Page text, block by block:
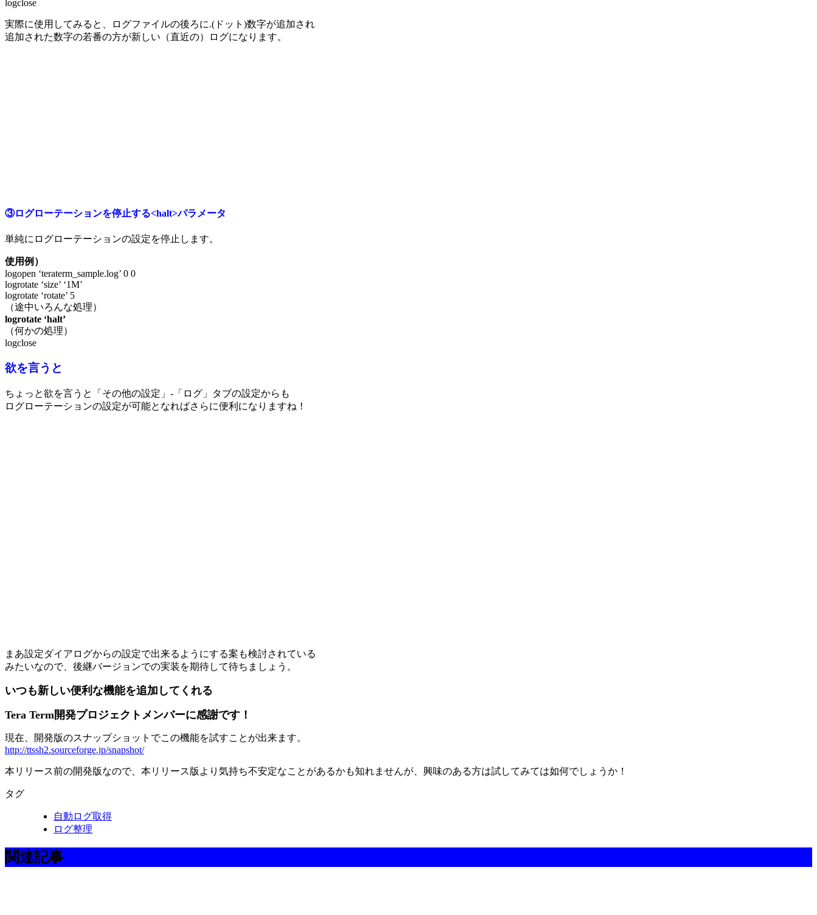
logclose
実際に使用してみると、ログファイルの後ろに.(ドット)数字が追加され
追加された数字の若番の方が新しい（直近の）ログになります。
③ログローテーションを停止する<halt>パラメータ
単純にログローテーションの設定を停止します。
使用例）
logopen ‘teraterm_sample.log’ 0 0
logrotate ‘size’ ‘1M’
logrotate ‘rotate’ 5
（途中いろんな処理）
logrotate ‘halt’
（何かの処理）
logclose
欲を言うと
ちょっと欲を言うと「その他の設定」-「ログ」タブの設定からも
ログローテーションの設定が可能となればさらに便利になりますね！
まあ設定ダイアログからの設定で出来るようにする案も検討されている
みたいなので、後継バージョンでの実装を期待して待ちましょう。
いつも新しい便利な機能を追加してくれる
Tera Term開発プロジェクトメンバーに感謝です！
現在、開発版のスナップショットでこの機能を試すことが出来ます。
http://ttssh2.sourceforge.jp/snapshot/
本リリース前の開発版なので、本リリース版より気持ち不安定なことがあるかも知れませんが、興味のある方は試してみては如何でしょうか！
タグ
自動ログ取得
ログ整理
関連記事